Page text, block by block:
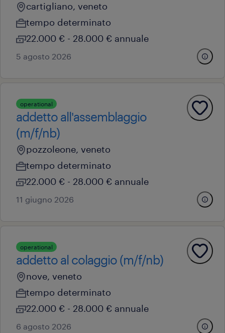
cartigliano, veneto
tempo determinato
22.000 € - 28.000 € annuale
5 agosto 2026
operational
addetto all'assemblaggio
(m/f/nb)
pozzoleone, veneto
tempo determinato
22.000 € - 28.000 € annuale
11 giugno 2026
operational
addetto al colaggio (m/f/nb)
nove, veneto
tempo determinato
22.000 € - 28.000 € annuale
6 agosto 2026